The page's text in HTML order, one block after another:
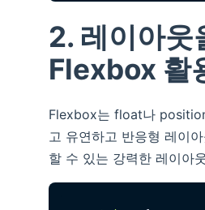
2. 레이아웃
Flexbox 활
Flexbox는 float나
고 유연하고 반응형 레이
할 수 있는 강력한 레이아